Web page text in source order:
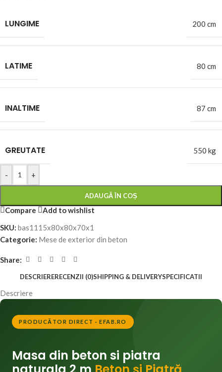
LUNGIME 200 cm
LATIME 80 cm
INALTIME 87 cm
GREUTATE 550 kg
- +
ADAUGĂ ÎN COȘ
Compare
Add to wishlist
SKU: bas1115x80x80x70x1
Categorie: Mese de exterior din beton
Share:
DESCRIERERECENZII (0)SHIPPING & DELIVERYSPECIFICATII
Descriere
PRODUCĂTOR DIRECT · EFAB.RO
Masa din beton si piatra